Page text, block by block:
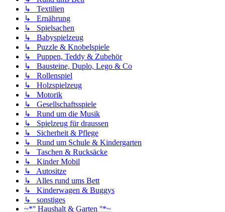
↳ Textilien
↳ Ernährung
↳ Spielsachen
↳ Babyspielzeug
↳ Puzzle & Knobelspiele
↳ Puppen, Teddy & Zubehör
↳ Bausteine, Duplo, Lego & Co
↳ Rollenspiel
↳ Holzspielzeug
↳ Motorik
↳ Gesellschaftsspiele
↳ Rund um die Musik
↳ Spielzeug für draussen
↳ Sicherheit & Pflege
↳ Rund um Schule & Kindergarten
↳ Taschen & Rucksäcke
↳ Kinder Mobil
↳ Autositze
↳ Alles rund ums Bett
↳ Kinderwagen & Buggys
↳ sonstiges
~*° Haushalt & Garten °*~